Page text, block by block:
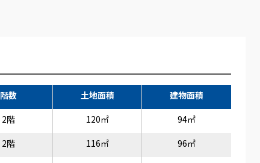
階数 土地面積
建物面積
2階 120㎡
94㎡
2階 116㎡
96㎡